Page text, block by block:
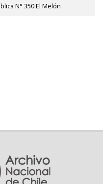
N° 350 El Melón